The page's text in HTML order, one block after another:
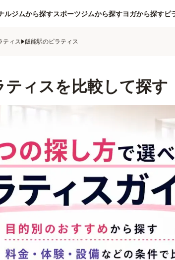
ルジムから探すスポーツジムから探すヨガから探すピ
ティス 飯能駅のピラティス
ィスを比較して探す